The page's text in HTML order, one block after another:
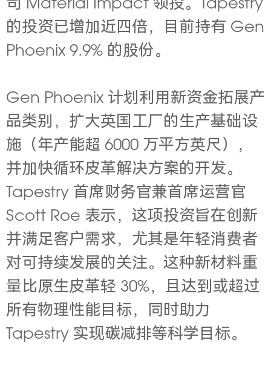
司 Material Impact 领投。Tapestry
的投资已增加近四倍，目前持有 Gen
Phoenix 9.9% 的股份。
Gen Phoenix 计划利用新资金拓展产
品类别，扩大英国工厂的生产基础设
施（年产能超 6000 万平方英尺），
并加快循环皮革解决方案的开发。
Tapestry 首席财务官兼首席运营官
Scott Roe 表示，这项投资旨在创新
并满足客户需求，尤其是年轻消费者
对可持续发展的关注。这种新材料重
量比原生皮革轻 30%，且达到或超过
所有物理性能目标，同时助力
Tapestry 实现碳减排等科学目标。